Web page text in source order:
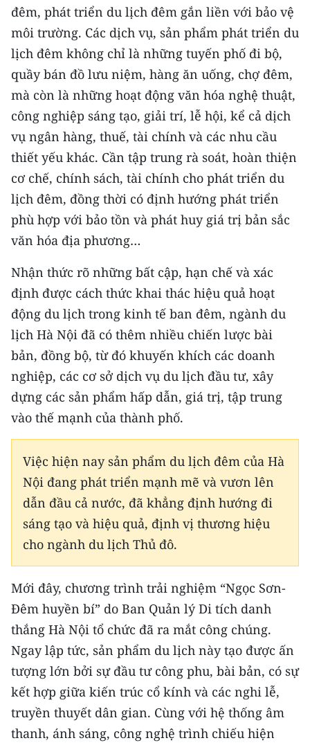
ENGLISH
中文
FRANÇAIS
РУССКИЙ
ESPAÑOL
한국어
đêm, phát triển du lịch đêm gắn liền với bảo vệ
môi trường. Các dịch vụ, sản phẩm phát triển du
lịch đêm không chỉ là những tuyến phố đi bộ,
quầy bán đồ lưu niệm, hàng ăn uống, chợ đêm,
mà còn là những hoạt động văn hóa nghệ thuật,
công nghiệp sáng tạo, giải trí, lễ hội, kể cả dịch
vụ ngân hàng, thuế, tài chính và các nhu cầu
thiết yếu khác. Cần tập trung rà soát, hoàn thiện
cơ chế, chính sách, tài chính cho phát triển du
lịch đêm, đồng thời có định hướng phát triển
phù hợp với bảo tồn và phát huy giá trị bản sắc
văn hóa địa phương…
Nhận thức rõ những bất cập, hạn chế và xác
định được cách thức khai thác hiệu quả hoạt
động du lịch trong kinh tế ban đêm, ngành du
lịch Hà Nội đã có thêm nhiều chiến lược bài
bản, đồng bộ, từ đó khuyến khích các doanh
nghiệp, các cơ sở dịch vụ du lịch đầu tư, xây
dựng các sản phẩm hấp dẫn, giá trị, tập trung
vào thế mạnh của thành phố.
Việc hiện nay sản phẩm du lịch đêm của Hà
Nội đang phát triển mạnh mẽ và vươn lên
dẫn đầu cả nước, đã khẳng định hướng đi
sáng tạo và hiệu quả, định vị thương hiệu
cho ngành du lịch Thủ đô.
Mới đây, chương trình trải nghiệm “Ngọc Sơn-
Đêm huyền bí” do Ban Quản lý Di tích danh
thắng Hà Nội tổ chức đã ra mắt công chúng.
Ngay lập tức, sản phẩm du lịch này tạo được ấn
tượng lớn bởi sự đầu tư công phu, bài bản, có sự
kết hợp giữa kiến trúc cổ kính và các nghi lễ,
truyền thuyết dân gian. Cùng với hệ thống âm
thanh, ánh sáng, công nghệ trình chiếu hiện